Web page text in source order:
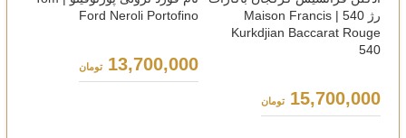
رژ 540 | Maison Francis
Kurkdjian Baccarat Rouge
540
15,700,000 تومان
Ford Neroli Portofino
13,700,000 تومان